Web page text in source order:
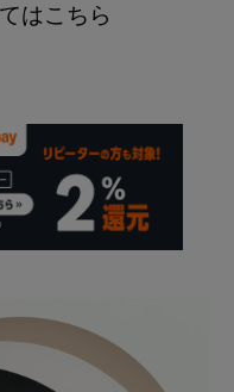
はこちら